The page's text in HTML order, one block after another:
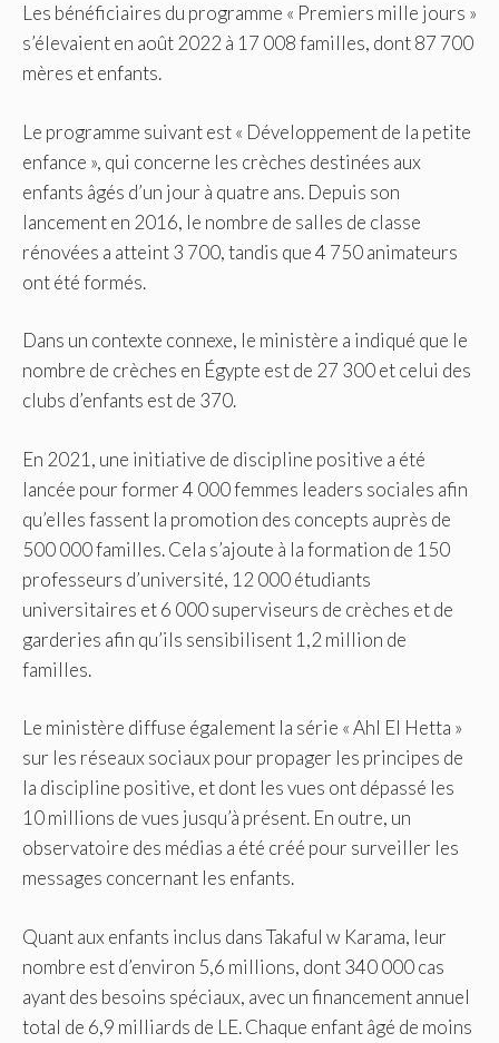
Les bénéficiaires du programme « Premiers mille jours »
s’élevaient en août 2022 à 17 008 familles, dont 87 700
mères et enfants.
Le programme suivant est « Développement de la petite
enfance », qui concerne les crèches destinées aux
enfants âgés d’un jour à quatre ans. Depuis son
lancement en 2016, le nombre de salles de classe
rénovées a atteint 3 700, tandis que 4 750 animateurs
ont été formés.
Dans un contexte connexe, le ministère a indiqué que le
nombre de crèches en Égypte est de 27 300 et celui des
clubs d’enfants est de 370.
En 2021, une initiative de discipline positive a été
lancée pour former 4 000 femmes leaders sociales afin
qu’elles fassent la promotion des concepts auprès de
500 000 familles. Cela s’ajoute à la formation de 150
professeurs d’université, 12 000 étudiants
universitaires et 6 000 superviseurs de crèches et de
garderies afin qu’ils sensibilisent 1,2 million de
familles.
Le ministère diffuse également la série « Ahl El Hetta »
sur les réseaux sociaux pour propager les principes de
la discipline positive, et dont les vues ont dépassé les
10 millions de vues jusqu’à présent. En outre, un
observatoire des médias a été créé pour surveiller les
messages concernant les enfants.
Quant aux enfants inclus dans Takaful w Karama, leur
nombre est d’environ 5,6 millions, dont 340 000 cas
ayant des besoins spéciaux, avec un financement annuel
total de 6,9 ​​milliards de LE. Chaque enfant âgé de moins